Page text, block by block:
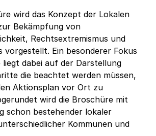
wird das Konzept der Lokalen
Bekämpfung von
Rechtsextremismus und
vorgestellt. Ein besonderer Fokus
dabei auf der Darstellung
die beachtet werden müssen,
Aktionsplan vor Ort zu
wird die Broschüre mit
schon bestehender lokaler
Kommunen und